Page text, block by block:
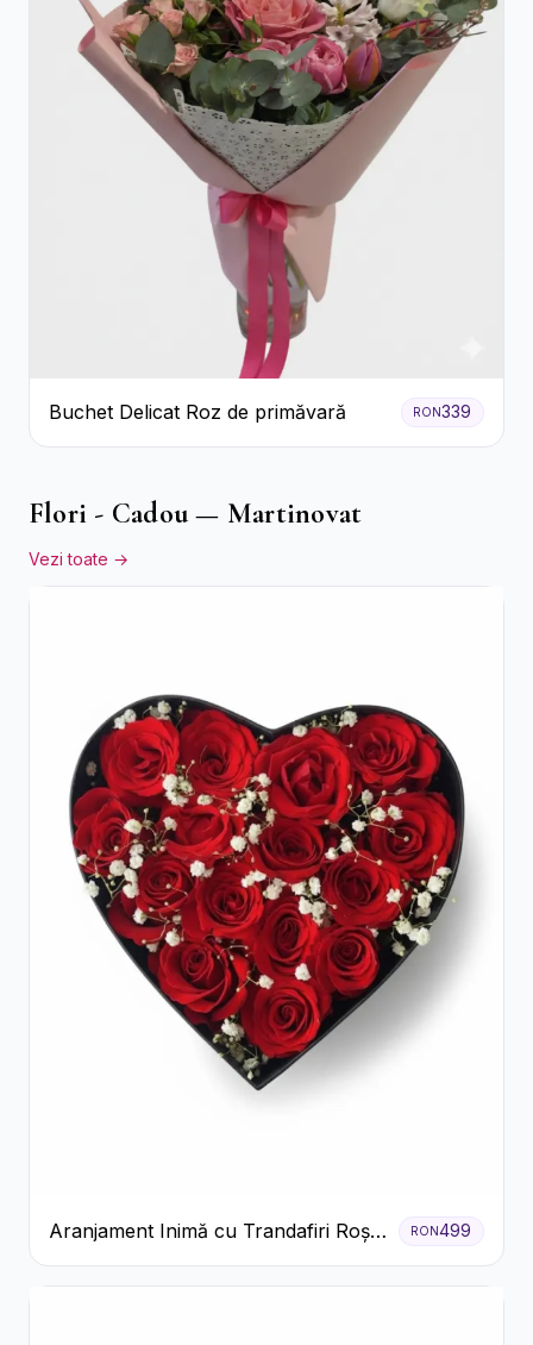
Buchet Delicat Roz de primăvară RON339
Flori - Cadou — Martinovat
Vezi toate →
Aranjament Inimă cu Trandafiri Roșii
și Floarea Miresei
RON499